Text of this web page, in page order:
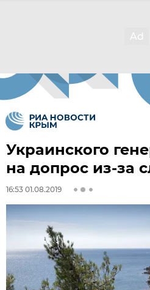
Украинского
на допрос из-за
16:53 01.08.2019